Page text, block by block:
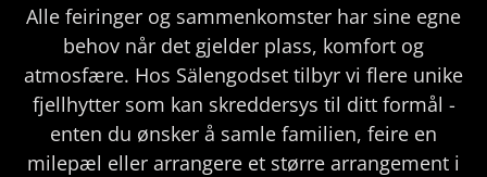
Alle feiringer og sammenkomster har sine egne
behov når det gjelder plass, komfort og
atmosfære. Hos Sälengodset tilbyr vi flere unike
fjellhytter som kan skreddersys til ditt formål -
enten du ønsker å samle familien, feire en
milepæl eller arrangere et større arrangement i